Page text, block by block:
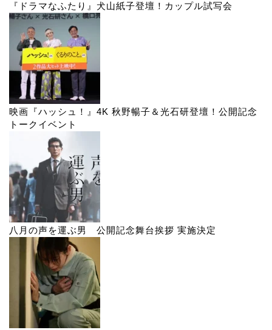
『ドラマなふたり』犬山紙子登壇！カップル試写会
映画『ハッシュ！』4K 秋野暢子＆光石研登壇！公開記念
トークイベント
八月の声を運ぶ男 公開記念舞台挨拶 実施決定